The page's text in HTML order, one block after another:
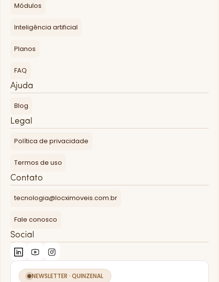
Módulos
Inteligência artificial
Planos
FAQ
Ajuda
Blog
Legal
Política de privacidade
Termos de uso
Contato
tecnologia@locximoveis.com.br
Fale conosco
Social
NEWSLETTER · QUINZENAL